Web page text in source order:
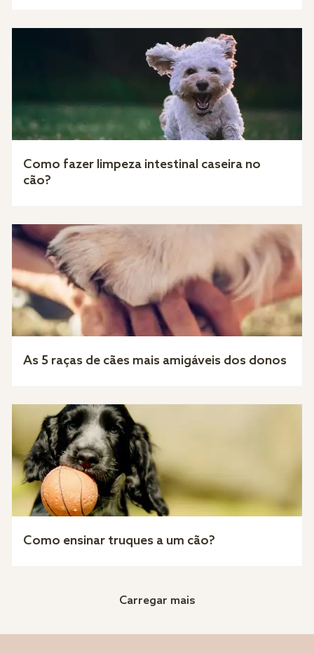
Como fazer limpeza intestinal caseira no
cão?
As 5 raças de cães mais amigáveis dos donos
Como ensinar truques a um cão?
Carregar mais